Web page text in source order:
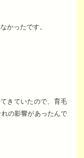
かったです。
きていたので、育毛
の影響があったんで